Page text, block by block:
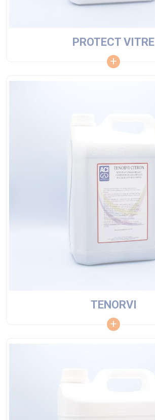
PROTECT VITRE
TENORVI